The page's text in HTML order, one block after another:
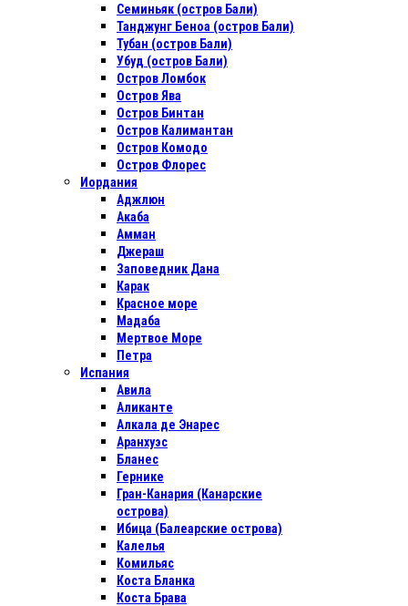
Семиньяк (остров Бали)
Танджунг Беноа (остров Бали)
Тубан (остров Бали)
Убуд (остров Бали)
Остров Ломбок
Остров Ява
Остров Бинтан
Остров Калимантан
Остров Комодо
Остров Флорес
Иордания
Аджлюн
Акаба
Амман
Джераш
Заповедник Дана
Карак
Красное море
Мадаба
Мертвое Море
Петра
Испания
Авила
Аликанте
Алкала де Энарес
Аранхуэс
Бланес
Гернике
Гран-Канария (Канарские
острова)
Ибица (Балеарские острова)
Калелья
Комильяс
Коста Бланка
Коста Брава